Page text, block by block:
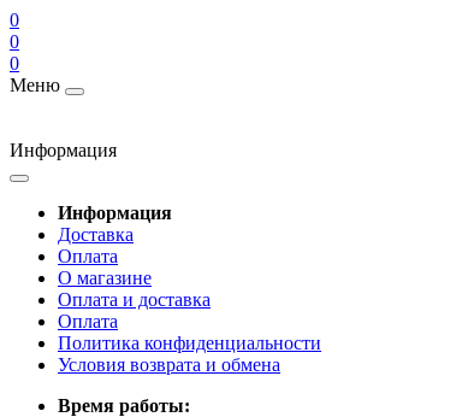
0
0
0
Меню
Информация
Информация
Доставка
Оплата
О магазине
Оплата и доставка
Оплата
Политика конфиденциальности
Условия возврата и обмена
Время работы: